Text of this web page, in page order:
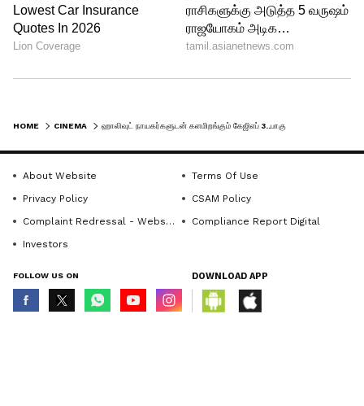
திரையரங்குகளில் வெற்றி காரமாக
ஓடிக்கொண்டிருக்கிறது.
HOME CINEMA
About Website
Terms Of Use
Privacy Policy
CSAM Policy
Complaint Redressal - Website
Compliance Report Digital
Investors
FOLLOW US ON DOWNLOAD APP